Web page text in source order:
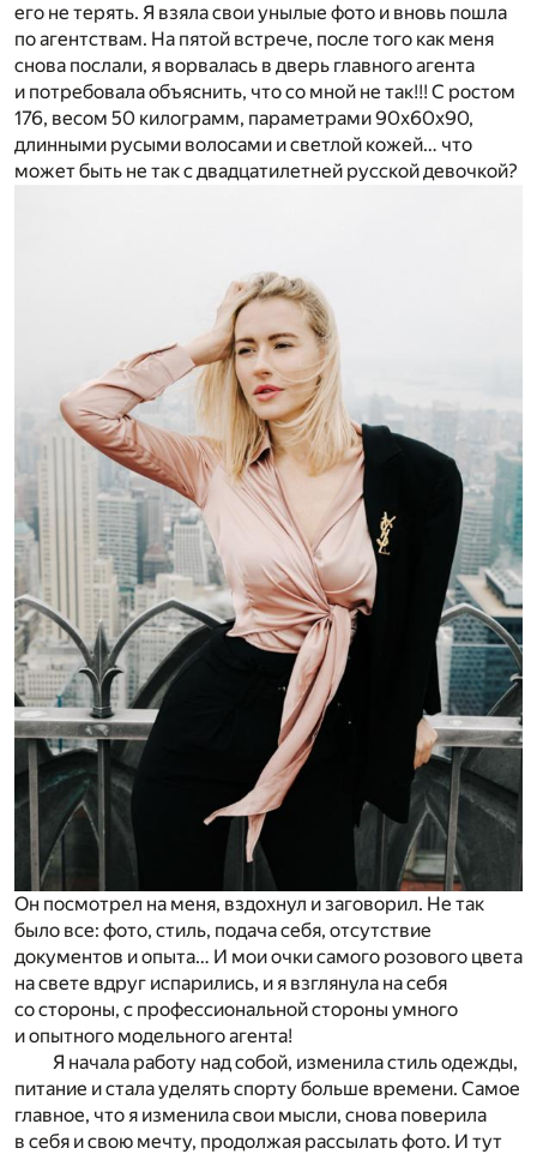
его не терять. Я взяла свои унылые фото и вновь пошла
по агентствам. На пятой встрече, после того как меня
снова послали, я ворвалась в дверь главного агента
и потребовала объяснить, что со мной не так!!! С ростом
176, весом 50 килограмм, параметрами 90х60х90,
длинными русыми волосами и светлой кожей… что
может быть не так с двадцатилетней русской девочкой?
Он посмотрел на меня, вздохнул и заговорил. Не так
было все: фото, стиль, подача себя, отсутствие
документов и опыта… И мои очки самого розового цвета
на свете вдруг испарились, и я взглянула на себя
со стороны, с профессиональной стороны умного
и опытного модельного агента!
Я начала работу над собой, изменила стиль одежды,
питание и стала уделять спорту больше времени. Самое
главное, что я изменила свои мысли, снова поверила
в себя и свою мечту, продолжая рассылать фото. И тут